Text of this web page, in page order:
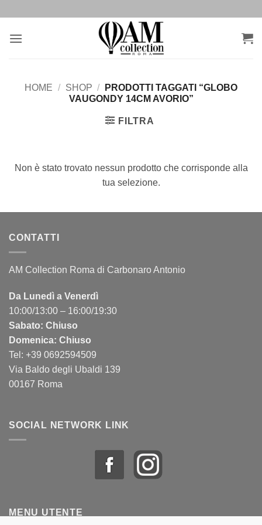
contenuti
HOME / SHOP /
PRODOTTI TAGGATI “GLOBO
VAUGONDY 14CM AVORIO”
FILTRA
Non è stato trovato nessun prodotto che corrisponde alla
tua selezione.
CONTATTI
AM Collection Roma di Carbonaro Antonio
Da Lunedì a Venerdì
10:00/13:00 – 16:00/19:30
Sabato: Chiuso
Domenica: Chiuso
Tel: +39 0692594509
Via Baldo degli Ubaldi 139
00167 Roma
SOCIAL NETWORK LINK
MENU UTENTE